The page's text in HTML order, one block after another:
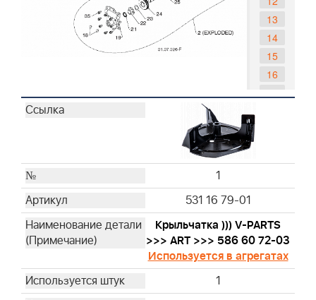
13
14
15
16
17
21
24
25
26
28
1
531 16 79-01
Крыльчатка ))) V-PARTS
>>> ART >>> 586 60 72-03
Используется в агрегатах
1